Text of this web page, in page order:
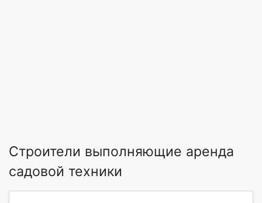
Строители выполняющие аренда
садовой техники